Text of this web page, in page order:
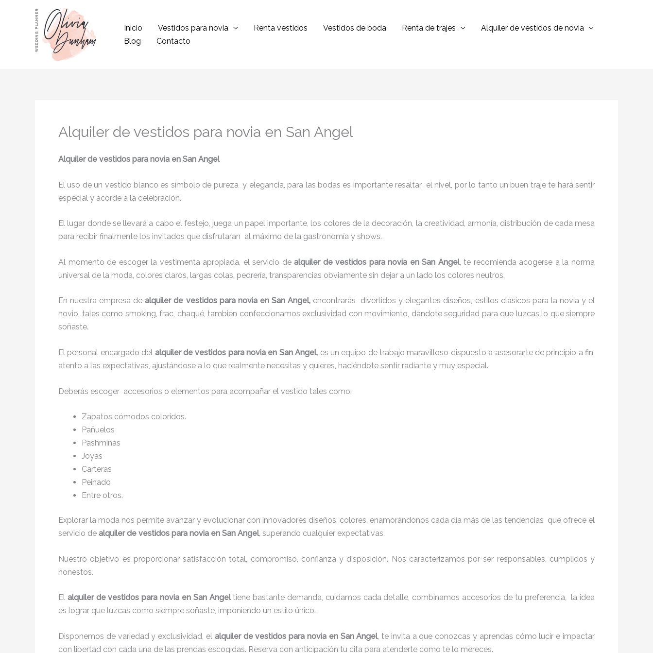
contenido
Inicio Vestidos para novia Renta vestidos Vestidos de boda Renta de trajes
Alquiler de vestidos de novia
Blog
Contacto
Alquiler de vestidos para novia en San Angel
Alquiler de vestidos para novia en San Angel
El uso de un vestido blanco es símbolo de pureza y elegancia, para las bodas es importante resaltar el nivel, por lo tanto un buen traje te hará sentir
especial y acorde a la celebración.
El lugar donde se llevará a cabo el festejo, juega un papel importante, los colores de la decoración, la creatividad, armonía, distribución de cada mesa
para recibir finalmente los invitados que disfrutaran al máximo de la gastronomía y shows.
Al momento de escoger la vestimenta apropiada, el servicio dealquiler de vestidos para novia en San Angel, te recomienda acogerse a la norma
universal de la moda, colores claros, largas colas, pedrería, transparencias obviamente sin dejar a un lado los colores neutros.
En nuestra empresa dealquiler de vestidos para novia en San Angel, encontrarás
divertidos y elegantes diseños, estilos clásicos para la novia y el
novio, tales como smoking, frac, chaqué, también confeccionamos exclusividad con movimiento, dándote seguridad para que luzcas lo que siempre
soñaste.
El personal encargado del alquiler de vestidos para novia en San Angel, es un equipo de trabajo maravilloso dispuesto a asesorarte de principio a fin,
atento a las expectativas, ajustándose a lo que realmente necesitas y quieres, haciéndote sentir radiante y muy especial.
Deberás escoger accesorios o elementos para acompañar el vestido tales como:
Zapatos cómodos coloridos.
Pañuelos
Pashminas
Joyas
Carteras
Peinado
Entre otros.
Explorar la moda nos permite avanzar y evolucionar con innovadores diseños, colores, enamorándonos cada día más de las tendencias que ofrece el
servicio de alquiler de vestidos para novia en San Angel, superando cualquier expectativas.
Nuestro objetivo es proporcionar satisfacción total, compromiso, confianza y disposición. Nos caracterizamos por ser responsables, cumplidos y
honestos.
El alquiler de vestidos para novia en San Angeltiene bastante demanda, cuidamos cada detalle, combinamos accesorios de tu preferencia, la idea
es lograr que luzcas como siempre soñaste, imponiendo un estilo único.
Disponemos de variedad y exclusividad, el alquiler de vestidos para novia en San Angel, te invita a que conozcas y aprendas cómo lucir e impactar
con libertad con cada una de las prendas escogidas. Reserva con anticipación tu cita para atenderte como te lo mereces.